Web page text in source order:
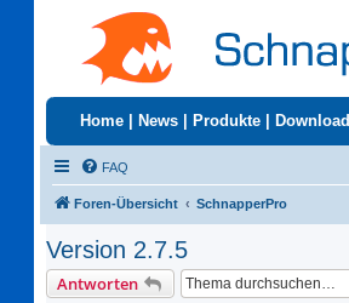
Home News Produkte Download
FAQ
Foren-Übersicht SchnapperPro
Version 2.7.5
Antworten